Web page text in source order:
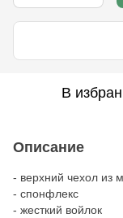
В
Описание
- верхний чехол из
- спонфлекс
- жесткий войлок